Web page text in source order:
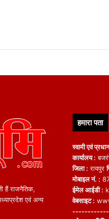
हैं राजनैतिक,
एवं अन्य
हमारा पता
स्वामी एवं
कार्यालय :
जिला : रायपुर
मोबाइल नं. :
ईमेल आईडी :
वेबसाइट :